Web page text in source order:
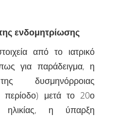
ενδομητρίωσης
από το ιατρικό
για παράδειγμα, η
δυσμηνόρροιας
μετά το 20ο
η ύπαρξη